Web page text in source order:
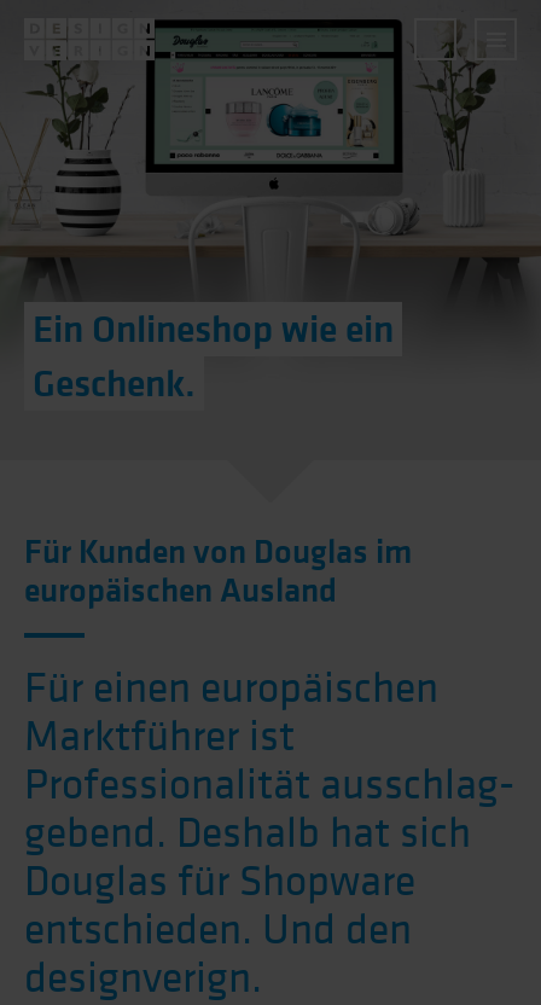
Ein Online­shop wie ein
Geschenk.
Für Kunden von Douglas im
europäischen Ausland
Für einen europäischen
Markt­führer ist
Professionalität ausschlag­
gebend. Deshalb hat sich
Douglas für Shopware
entschieden. Und den
designverign.